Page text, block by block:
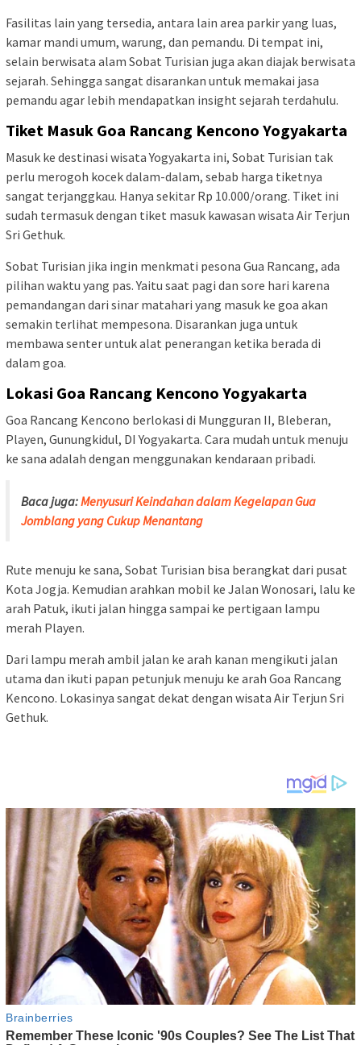
Fasilitas lain yang tersedia, antara lain area parkir yang luas,
kamar mandi umum, warung, dan pemandu. Di tempat ini,
selain berwisata alam Sobat Turisian juga akan diajak berwisata
sejarah. Sehingga sangat disarankan untuk memakai jasa
pemandu agar lebih mendapatkan insight sejarah terdahulu.
Tiket Masuk Goa Rancang Kencono Yogyakarta
Masuk ke destinasi wisata Yogyakarta ini, Sobat Turisian tak
perlu merogoh kocek dalam-dalam, sebab harga tiketnya
sangat terjanggkau. Hanya sekitar Rp 10.000/orang. Tiket ini
sudah termasuk dengan tiket masuk kawasan wisata Air Terjun
Sri Gethuk.
Sobat Turisian jika ingin menkmati pesona Gua Rancang, ada
pilihan waktu yang pas. Yaitu saat pagi dan sore hari karena
pemandangan dari sinar matahari yang masuk ke goa akan
semakin terlihat mempesona. Disarankan juga untuk
membawa senter untuk alat penerangan ketika berada di
dalam goa.
Lokasi Goa Rancang Kencono Yogyakarta
Goa Rancang Kencono berlokasi di Mungguran II, Bleberan,
Playen, Gunungkidul, DI Yogyakarta. Cara mudah untuk menuju
ke sana adalah dengan menggunakan kendaraan pribadi.
Baca juga:Menyusuri Keindahan dalam Kegelapan Gua
Jomblang yang Cukup Menantang
Rute menuju ke sana, Sobat Turisian bisa berangkat dari pusat
Kota Jogja. Kemudian arahkan mobil ke Jalan Wonosari, lalu ke
arah Patuk, ikuti jalan hingga sampai ke pertigaan lampu
merah Playen.
Dari lampu merah ambil jalan ke arah kanan mengikuti jalan
utama dan ikuti papan petunjuk menuju ke arah Goa Rancang
Kencono. Lokasinya sangat dekat dengan wisata Air Terjun Sri
Gethuk.